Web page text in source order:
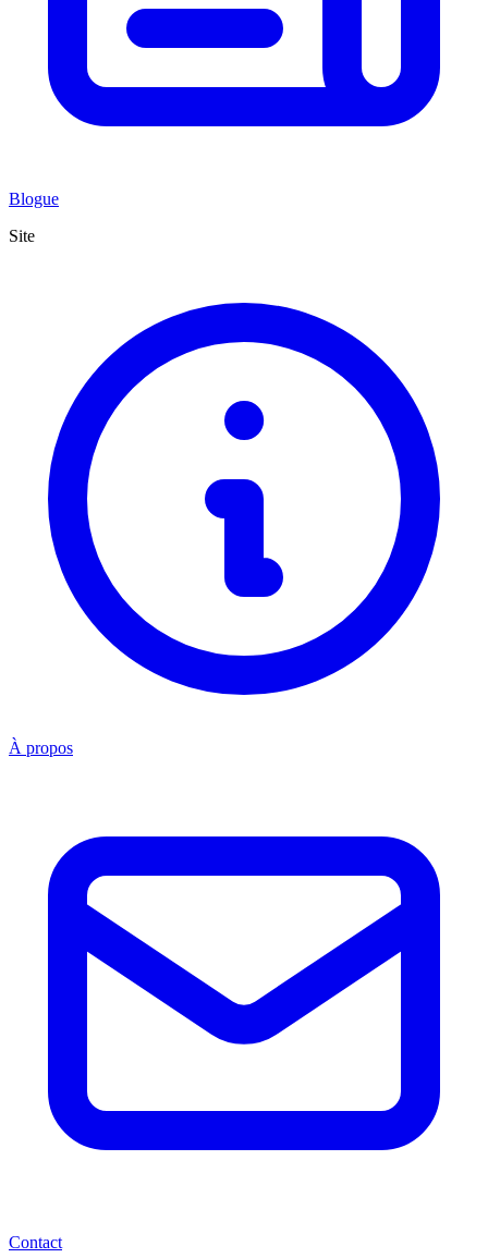
Blogue
Site
À propos
Contact